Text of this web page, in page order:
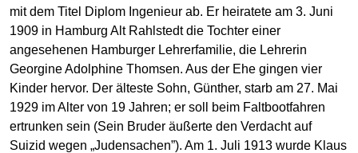
mit dem Titel Diplom Ingenieur ab. Er heiratete am 3. Juni
1909 in Hamburg Alt Rahlstedt die Tochter einer
angesehenen Hamburger Lehrerfamilie, die Lehrerin
Georgine Adolphine Thomsen. Aus der Ehe gingen vier
Kinder hervor. Der älteste Sohn, Günther, starb am 27. Mai
1929 im Alter von 19 Jahren; er soll beim Faltbootfahren
ertrunken sein (Sein Bruder äußerte den Verdacht auf
Suizid wegen „Judensachen”). Am 1. Juli 1913 wurde Klaus